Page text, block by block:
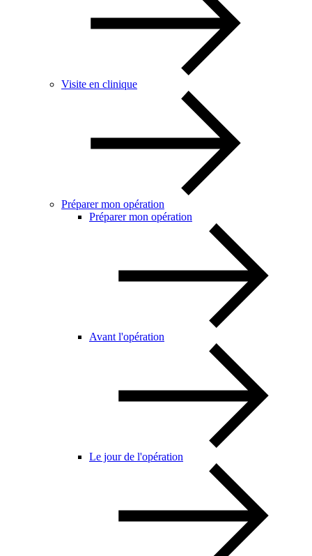
Visite en clinique
Préparer mon opération
Préparer mon opération
Avant l'opération
Le jour de l'opération